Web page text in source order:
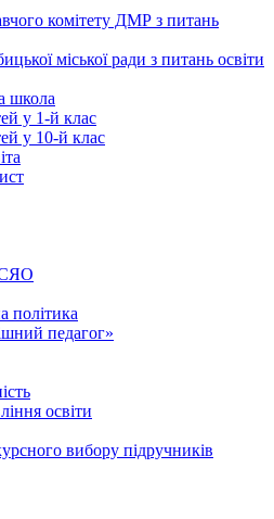
комітету ДМР з питань
міської ради з питань освіти
школа
у 1-й клас
у 10-й клас
політика
педагог»
освіти
вибору підручників